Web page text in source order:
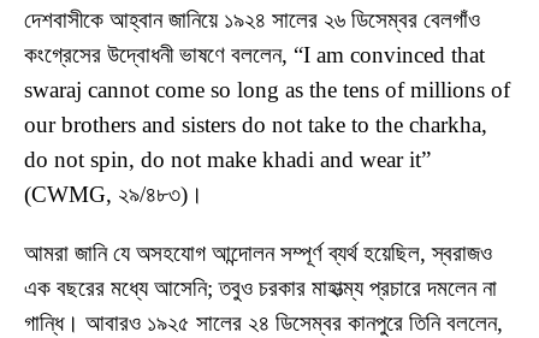
দেশবাসীকে আহ্বান জানিয়ে ১৯২৪ সালের ২৬ ডিসেম্বর বেলগাঁও
কংগ্রেসের উদ্বোধনী ভাষণে বললেন, “I am convinced that
swaraj cannot come so long as the tens of millions of
our brothers and sisters do not take to the charkha,
do not spin, do not make khadi and wear it”
(CWMG, ২৯/৪৮৩)।
আমরা জানি যে অসহযোগ আন্দোলন সম্পূর্ণ ব্যর্থ হয়েছিল, স্বরাজও
এক বছরের মধ্যে আসেনি; তবুও চরকার মাহাত্ম্য প্রচারে দমলেন না
গান্ধি। আবারও ১৯২৫ সালের ২৪ ডিসেম্বর কানপুরে তিনি বললেন,